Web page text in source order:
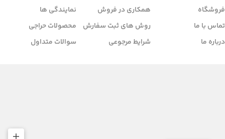
فروشگاه
تماس با ما
درباره ما
همکاری در فروش
روش های ثبت سفارش
شرایط مرجوعی
نمایندگی ها
محصولات حراجی
سوالات متداول